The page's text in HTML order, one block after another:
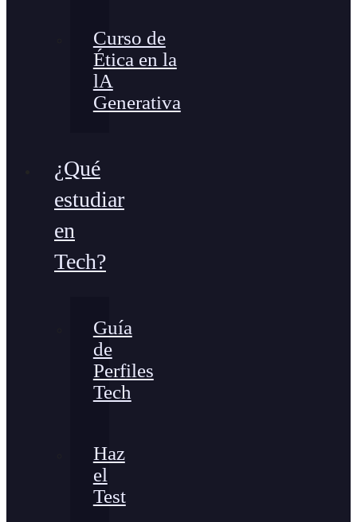
Curso de
Ética en la
lA
Generativa
¿Qué
estudiar
en
Tech?
Guía
de
Perfiles
Tech
Haz
el
Test